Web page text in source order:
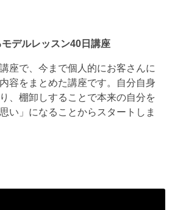
モデルレッスン40日講座
座で、今まで個人的にお客さんに
容をまとめた講座です。自分自身
、棚卸しすることで本来の自分を
い」になることからスタートしま